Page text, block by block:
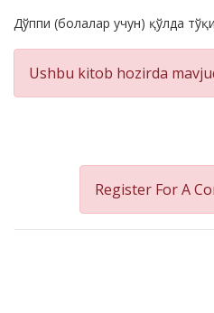
Product
Summery
Дўппи (болалар учун) қўлда
Ushbu kitob hozirda
Register For A